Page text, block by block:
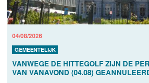
04/08/2026
GEMEENTELIJK
VANWEGE DE HITTEGOLF ZIJN DE
VAN VANAVOND (04.08)